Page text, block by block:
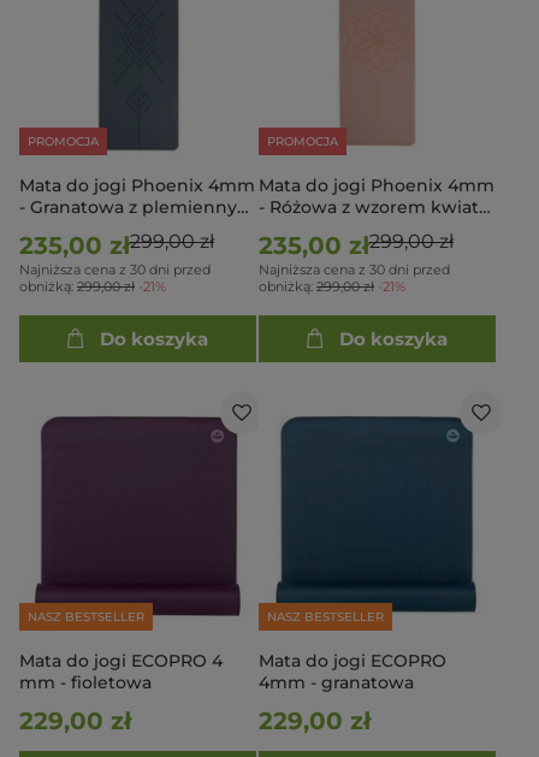
PROMOCJA
Mata do jogi Phoenix 4mm
- Granatowa z plemiennym
235,00 zł299,00 zł
Najniższa cena z 30 dni przed
obniżką: 299,00 zł -21%
Do koszyka
PROMOCJA
Mata do jogi Phoenix 4mm
- Różowa z wzorem kwiatu
235,00 zł299,00 zł
Najniższa cena z 30 dni przed
obniżką: 299,00 zł -21%
Do koszyka
NASZ BESTSELLER
Mata do jogi ECOPRO 4
mm - fioletowa
229,00 zł
NASZ BESTSELLER
Mata do jogi ECOPRO
4mm - granatowa
229,00 zł